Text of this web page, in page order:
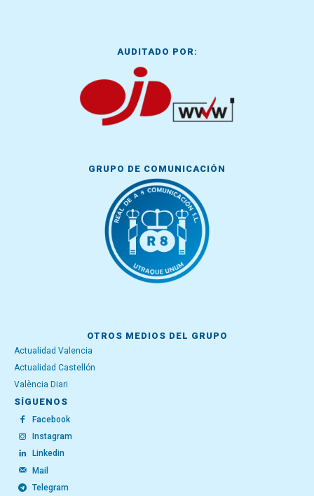
AUDITADO POR:
GRUPO DE COMUNICACIÓN
OTROS MEDIOS DEL GRUPO
Actualidad Valencia
Actualidad Castellón
València Diari
SÍGUENOS
Facebook
Instagram
Linkedin
Mail
Telegram